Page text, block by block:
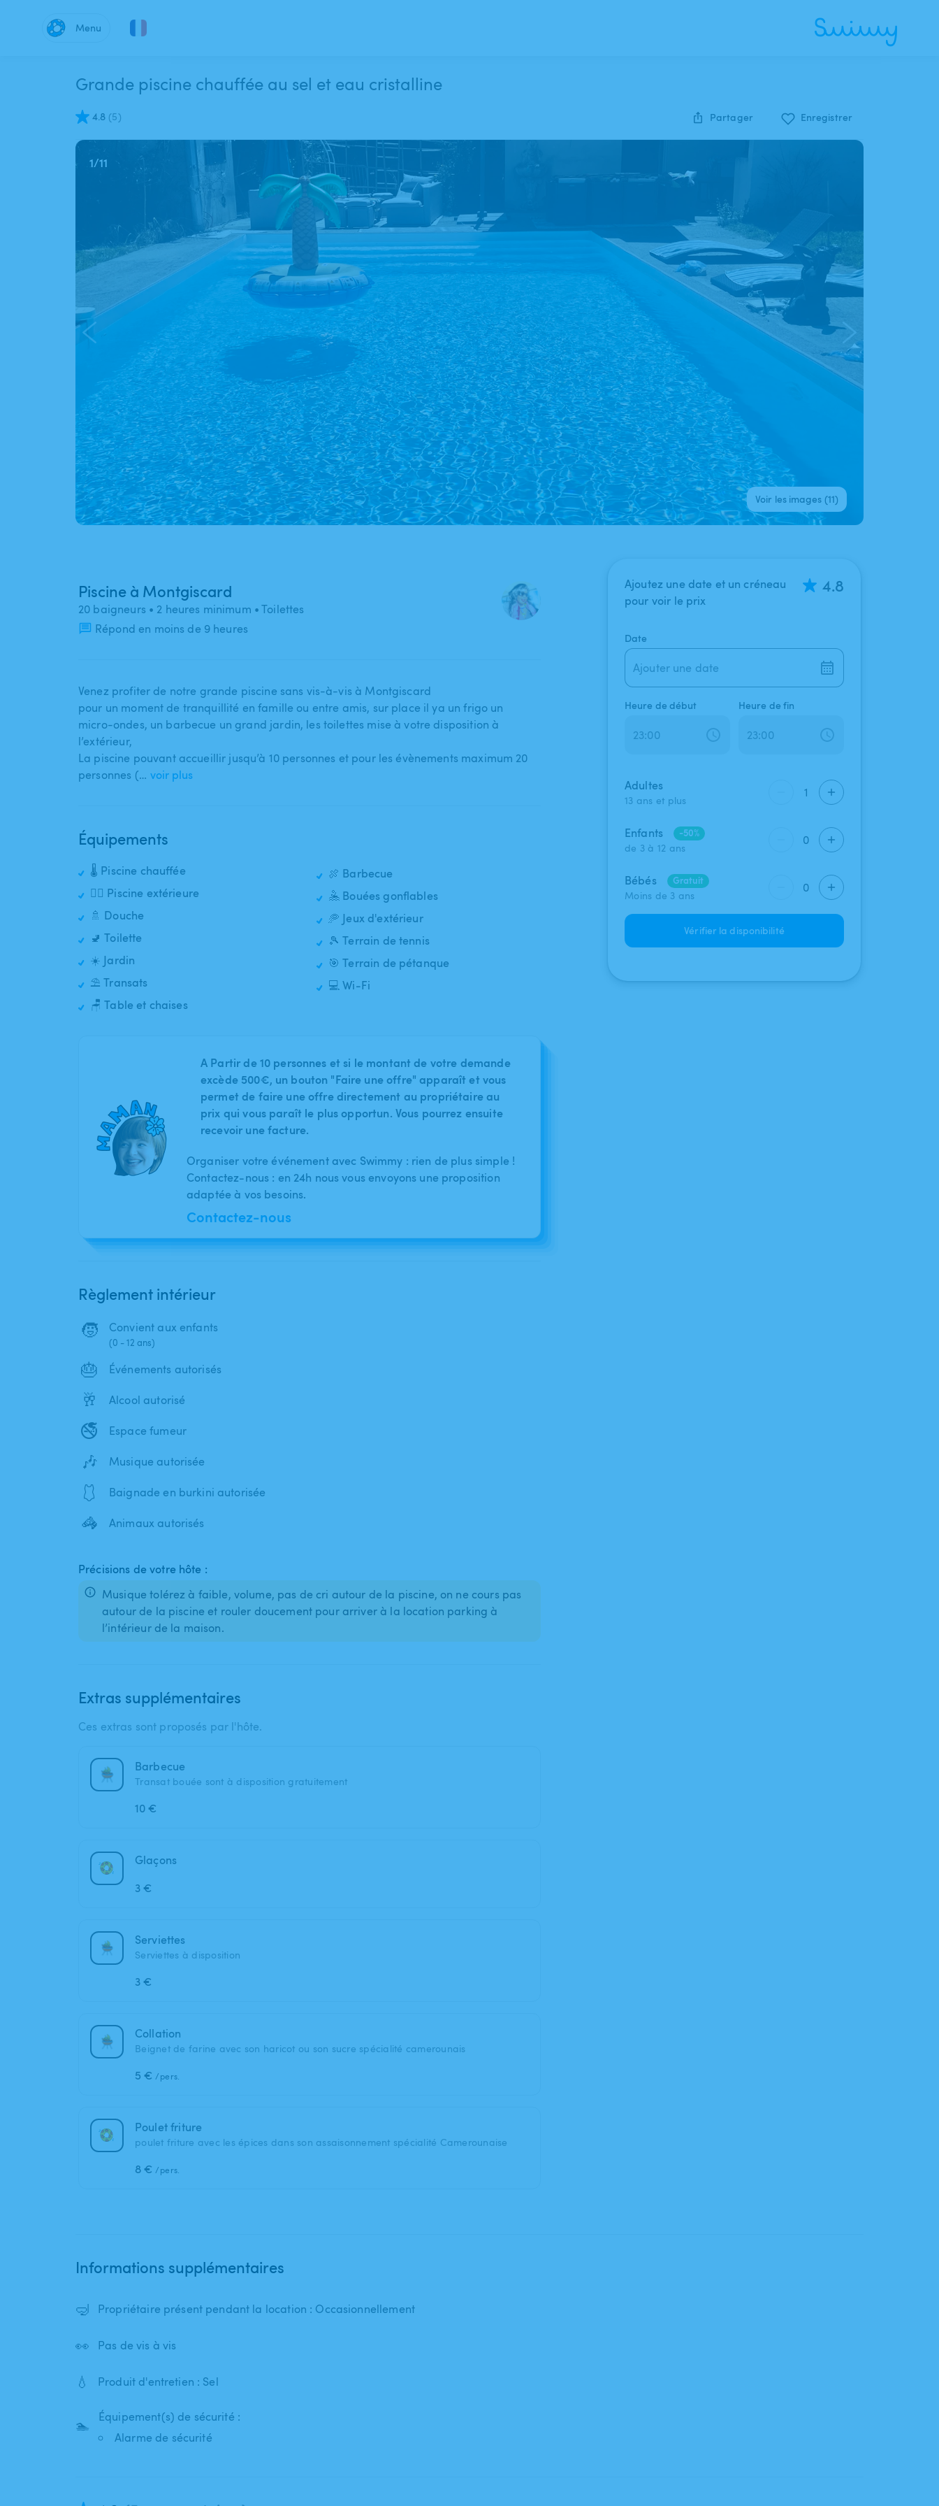
Menu
Grande piscine chauffée au sel et eau cristalline
4.8 (5) Partager Enregistrer
1/11
Voir les images (11)
Piscine à Montgiscard
20 baigneurs • 2 heures minimum • Toilettes
Répond en moins de 9 heures
Venez profiter de notre grande piscine sans vis-à-vis à Montgiscard
pour un moment de tranquillité en famille ou entre amis​,​ sur place il ya un frigo un
micro-ondes​,​ un barbecue un grand jardin​,​ les toilettes mise à votre disposition à
l’extérieur​,​
La piscine pouvant accueillir jusqu’à 10 personnes et pour les évènements maximum 20
personnes (… voir plus
Équipements
🌡️ Piscine chauffée
🏊‍♂️ Piscine extérieure
🚿 Douche
🚽 Toilette
☀️ Jardin
⛱️ Transats
🪑 Table et chaises
🍖 Barbecue
🤽 Bouées gonflables
🥏 Jeux d'extérieur
🎾 Terrain de tennis
🎯 Terrain de pétanque
💻 Wi-Fi
A Partir de 10 personnes et si le montant de votre demande
excède 500€, un bouton "Faire une offre" apparaît et vous
permet de faire une offre directement au propriétaire au
prix qui vous paraît le plus opportun. Vous pourrez ensuite
recevoir une facture.
Organiser votre événement avec Swimmy : rien de plus simple !
Contactez-nous : en 24h nous vous envoyons une proposition
adaptée à vos besoins.
Contactez-nous
Règlement intérieur
🧒 Convient aux enfants
(0 - 12 ans)
🎂 Événements autorisés
🥂 Alcool autorisé
🚭 Espace fumeur
🎶 Musique autorisée
🩱 Baignade en burkini autorisée
🦓 Animaux autorisés
Précisions de votre hôte :
Musique tolérez à faible, volume, pas de cri autour de la piscine, on ne cours pas
autour de la piscine et rouler doucement pour arriver à la location parking à
l’intérieur de la maison.
Extras supplémentaires
Ces extras sont proposés par l'hôte.
Barbecue
Transat bouée sont à disposition gratuitement
10 €
Glaçons
3 €
Serviettes
Serviettes à disposition
3 €
Collation
Beignet de farine avec son haricot ou son sucre spécialité camerounais
5 € /pers.
Poulet friture
poulet friture avec les épices dans son assaisonnement spécialité Camerounaise
8 € /pers.
Ajoutez une date et un créneau
pour voir le prix
4.8
Date
Ajouter une date
Heure de début Heure de fin
Adultes
13 ans et plus
1
Enfants
-50%
de 3 à 12 ans
0
Bébés
Gratuit
Moins de 3 ans
0
Vérifier la disponibilité
Informations supplémentaires
🤿 Propriétaire présent pendant la location : Occasionnellement
👀 Pas de vis à vis
💧 Produit d'entretien : Sel
🏊
Équipement(s) de sécurité :
Alarme de sécurité